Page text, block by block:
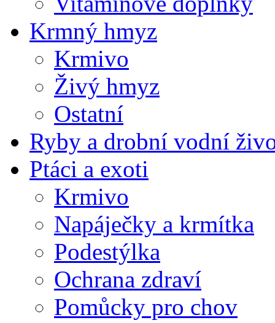
Krmný hmyz
Krmivo
Živý hmyz
Ostatní
Ryby a drobní vodní
Ptáci a exoti
Krmivo
Napáječky a krmítka
Podestýlka
Ochrana zdraví
Pomůcky pro chov